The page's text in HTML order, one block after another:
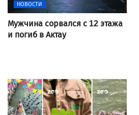
НОВОСТИ
Мужчина сорвался с 12 этажа
и погиб в Актау